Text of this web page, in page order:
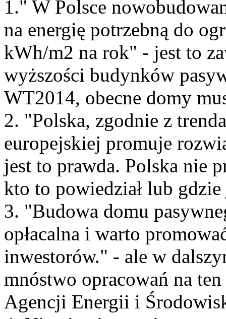
1." W Polsce
na energię potrzebną do
kWh/m2 na rok" - jest to
wyższości budynków
WT2014, obecne domy
2. "Polska, zgodnie z
europejskiej promuje
jest to prawda. Polska nie
kto to powiedział lub
3. "Budowa domu
opłacalna i warto
inwestorów." - ale w
mnóstwo opracowań na
Agencji Energii i